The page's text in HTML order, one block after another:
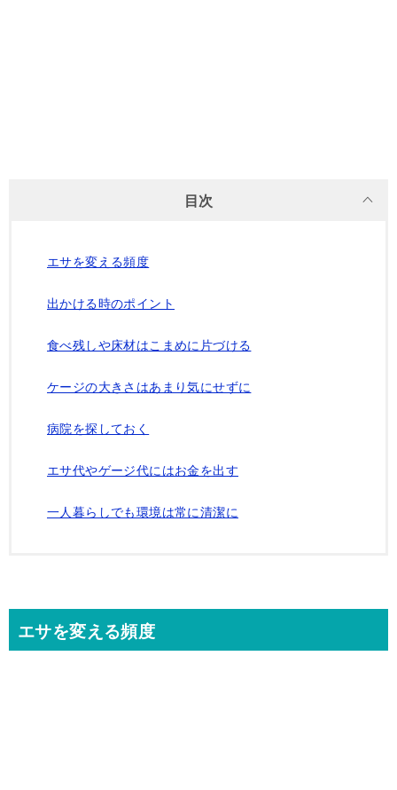
目次
エサを変える頻度
出かける時のポイント
食べ残しや床材はこまめに片づける
ケージの大きさはあまり気にせずに
病院を探しておく
エサ代やゲージ代にはお金を出す
一人暮らしでも環境は常に清潔に
エサを変える頻度